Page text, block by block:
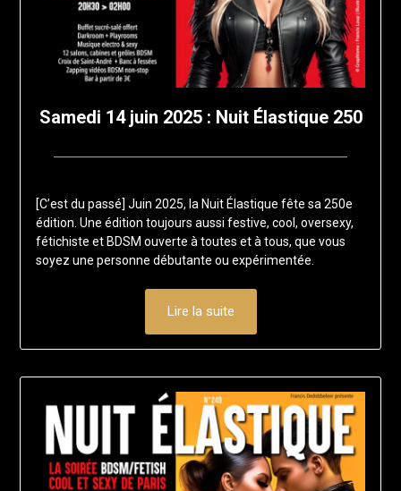
Samedi 14 juin 2025 : Nuit Élastique 250
18
mars
2025
loup
[C’est du passé] Juin 2025, la Nuit Élastique fête sa 250e
édition. Une édition toujours aussi festive, cool, oversexy,
fétichiste et BDSM ouverte à toutes et à tous, que vous
soyez une personne débutante ou expérimentée.
Lire la suite